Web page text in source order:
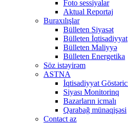
Foto sessiyalar
Aktual Reportaj
Buraxılışlar
Bülleten Siyasət
Bülleten İqtisadiyyat
Bülleten Maliyyə
Bülleten Energetika
Söz istəyirəm
ASTNA
İqtisadiyyat
Siyası Monitorinq
Bazarların icmalı
Qarabağ münaqişəsi
Contact az